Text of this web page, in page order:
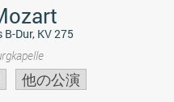
Dur, KV 275
他の公演